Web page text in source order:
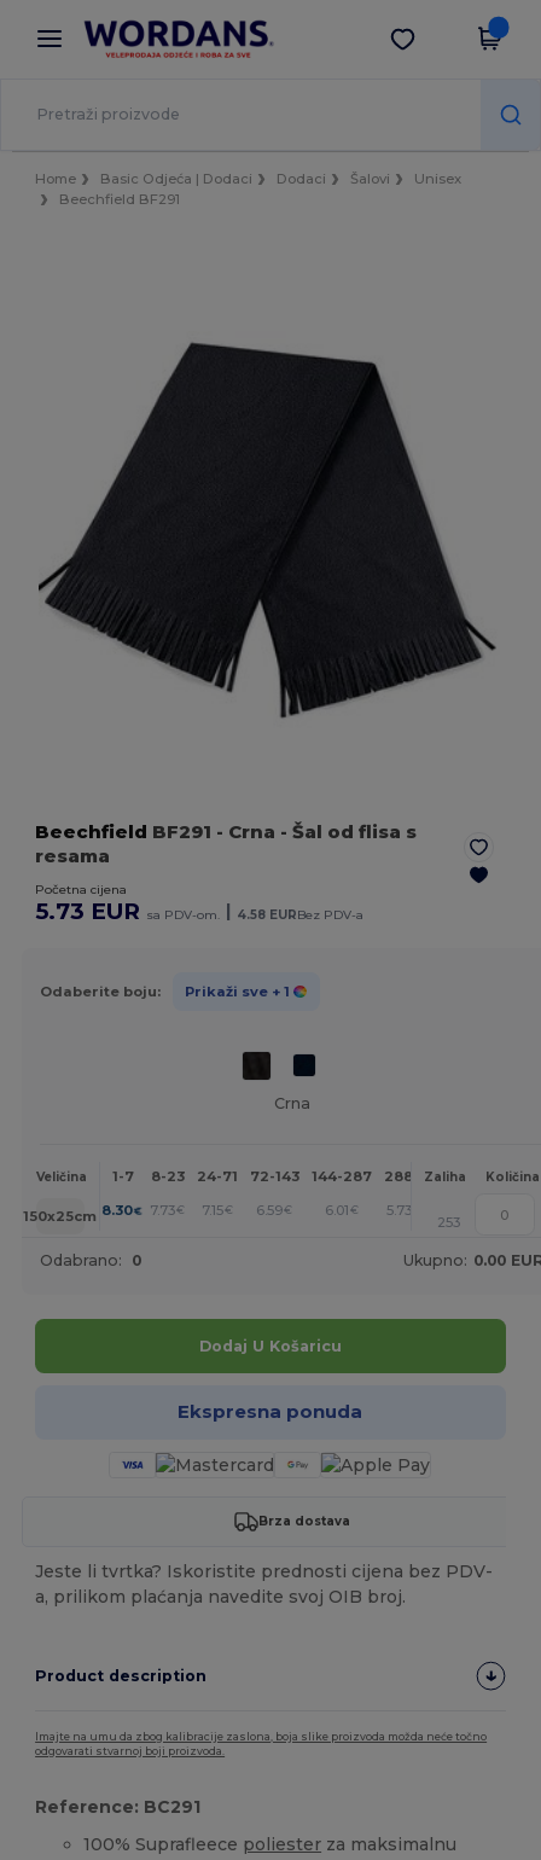
× Aplikacija Wordans
Bolje cijene u aplikaciji!
Preuzmi app
Home Basic Odjeća | Dodaci Dodaci Šalovi
Unisex
Beechfield BF291
Beechfield BF291 - Crna - Šal od flisa s
resama
Početna cijena
5.73 EUR sa PDV-om. | 4.58 EURBez PDV-a
Odaberite boju: Prikaži sve + 1
Crna
Veličina 1-7 8-23 24-71 72-143 144-287 288 + Više
Zaliha Količina
150x25cm 8.30€ 7.73€ 7.15€ 6.59€ 6.01€ 5.73 +
253
Odabrano: 0 Ukupno: 0.00
Dodaj U Košaricu
Ekspresna ponuda
Brza dostava
Jeste li tvrtka? Iskoristite prednosti cijena bez PDV-
a, prilikom plaćanja navedite svoj OIB broj.
Product description
Imajte na umu da zbog kalibracije zaslona, boja slike proizvoda možda neće točno
odgovarati stvarnoj boji proizvoda.
Reference: BC291
100% Suprafleece poliester za maksimalnu